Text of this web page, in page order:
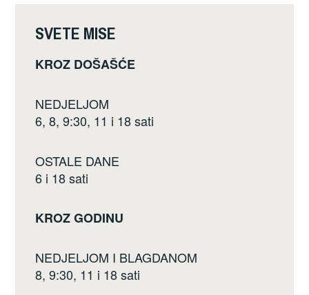
k
SVETE MISE
KROZ DOŠAŠĆE
NEDJELJOM
6, 8, 9:30, 11 i 18 sati
OSTALE DANE
6 i 18 sati
KROZ GODINU
NEDJELJOM I BLAGDANOM
8, 9:30, 11 i 18 sati